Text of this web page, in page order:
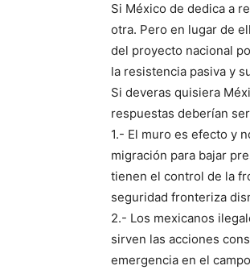
Si México de dedica a
otra. Pero en lugar de
del proyecto nacional
la resistencia pasiva y
Si deveras quisiera
respuestas deberían
1.- El muro es efecto y
migración para bajar
tienen el control de la
seguridad fronteriza
2.- Los mexicanos
sirven las acciones
emergencia en el